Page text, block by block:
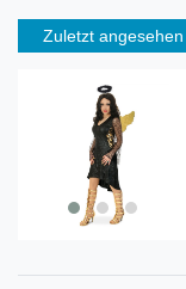
Zuletzt angesehen